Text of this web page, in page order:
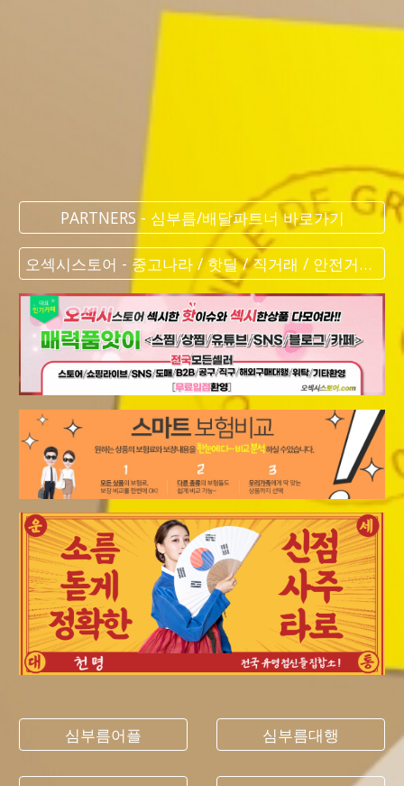
PARTNERS - 심부름/배달파트너 바로가기
오섹시스토어 - 중고나라 / 핫딜 / 직거래 / 안전거래 바로가기
심부름어플 심부름대행